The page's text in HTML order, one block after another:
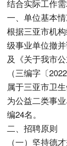
结合实际工作
一、单位基本
根据三亚市机
级事业单位撤
及《关于我市
（三编字〔
属于三亚市卫
为公益二类事
编24名。
二、招聘原则
（一）坚持德